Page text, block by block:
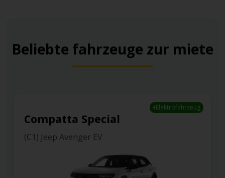
Beliebte fahrzeuge zur miete
Elektrofahrzeug
Compatta Special
(C1) Jeep Avenger EV